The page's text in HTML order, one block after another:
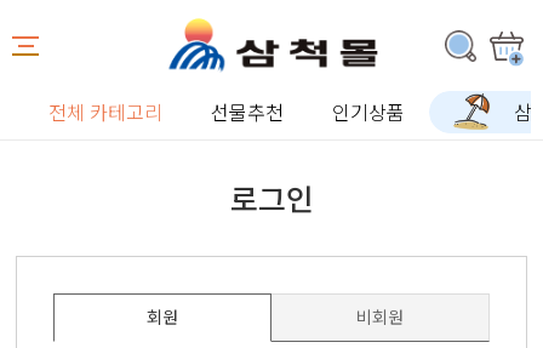
전체 카테고리 선물추천 인기상품 삼
로그인
회원 비회원